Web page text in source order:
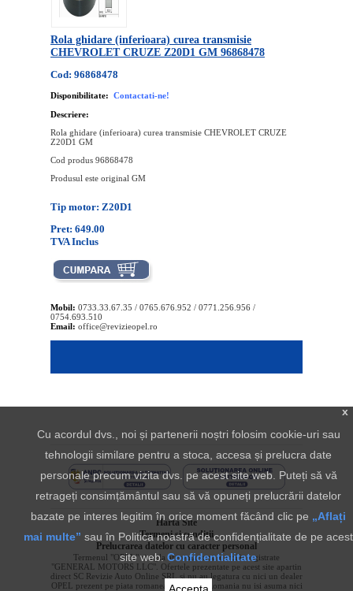
Rola ghidare (inferioara) curea transmisie
CHEVROLET CRUZE Z20D1 GM 96868478
Cod: 96868478
Disponibilitate: Contactati-ne!
Descriere:
Rola ghidare (inferioara) curea transmisie CHEVROLET CRUZE
Z20D1 GM
Cod produs 96868478
Produsul este original GM
Tip motor: Z20D1
Pret: 649.00
TVA Inclus
Mobil: 0733.33.67.35 / 0765.676.952 / 0771.256.956 /
0754.693.510
Email: office@revizieopel.ro
Harta Site
Termeni si conditii
Prelucrarea datelor cu caracter personal
Termenul "OPEL" si sigla aferenta sunt marci inregistrate
"GENERAL MOTORS LLC". Ofertele prezentate pe acest site apartin
direct SC Revizie Auto Online SRL si nu au legatura cu nici un dealer
OPEL prezent pe piata romaneasca. OPEL Romania nu isi asuma nici
x
Cu acordul dvs., noi și partenerii noștri folosim cookie-uri sau
tehnologii similare pentru a stoca, accesa și prelucra date
personale precum vizita dvs. pe acest site web. Puteți să vă
retrageți consimțământul sau să vă opuneți prelucrării datelor
bazate pe interes legitim în orice moment făcând clic pe „Aflați
mai multe” sau în Politica noastră de confidențialitate de pe acest
site web.Confidentialitate